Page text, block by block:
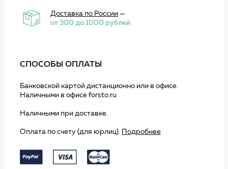
Доставка по России—
от 300 до 1000 рублей
СПОСОБЫ ОПЛАТЫ
Банковской картой дистанционно или в офисе.
Наличными в офисе forsto.ru
Наличными при доставке.
Оплата по счету (для юрлиц). Подробнее